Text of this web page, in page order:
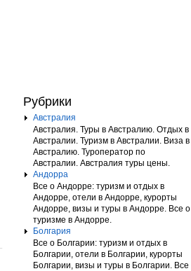
Рубрики
Австралия
Австралия. Туры в Австралию. Отдых в
Австралии. Туризм в Австралии. Виза в
Австралию. Туроператор по
Австралии. Австралия туры цены.
Андорра
Все о Андорре: туризм и отдых в
Андорре, отели в Андорре, курорты
Андорре, визы и туры в Андорре. Все о
туризме в Андорре.
Болгария
Все о Болгарии: туризм и отдых в
Болгарии, отели в Болгарии, курорты
Болгарии, визы и туры в Болгарии. Все